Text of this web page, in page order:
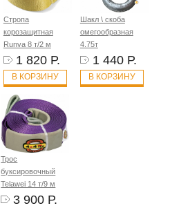
Стропа
корозащитная
Runva 8 т/2 м
1 820 Р.
В КОРЗИНУ
Шакл \ скоба
омегообразная
4.75т
1 440 Р.
В КОРЗИНУ
Трос
буксировочный
Telawei 14 т/9 м
3 900 Р.